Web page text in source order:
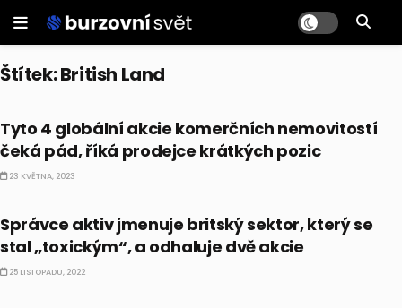
Štítek:British Land
Tyto 4 globální akcie komerčních nemovitostí
čeká pád, říká prodejce krátkých pozic
23 KVĚTNA, 2023
Správce aktiv jmenuje britský sektor, který se
stal „toxickým“, a odhaluje dvě akcie
25 LISTOPADU, 2022